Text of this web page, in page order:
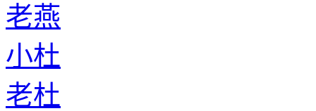
老燕
小杜
老杜